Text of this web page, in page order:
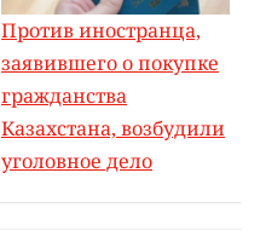
Против иностранца,
заявившего о покупке
гражданства
Казахстана, возбудили
уголовное дело